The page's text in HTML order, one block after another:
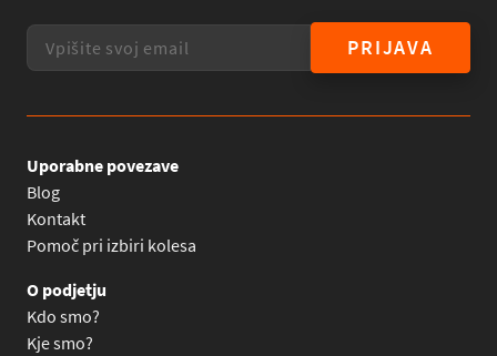
PRIJAVA
Uporabne povezave
Blog
Kontakt
Pomoč pri izbiri kolesa
O podjetju
Kdo smo?
Kje smo?